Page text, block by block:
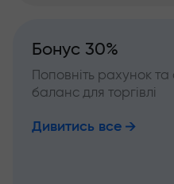
Бонус 30%
Поповніть рахунок
баланс для торгівлі
Дивитись все